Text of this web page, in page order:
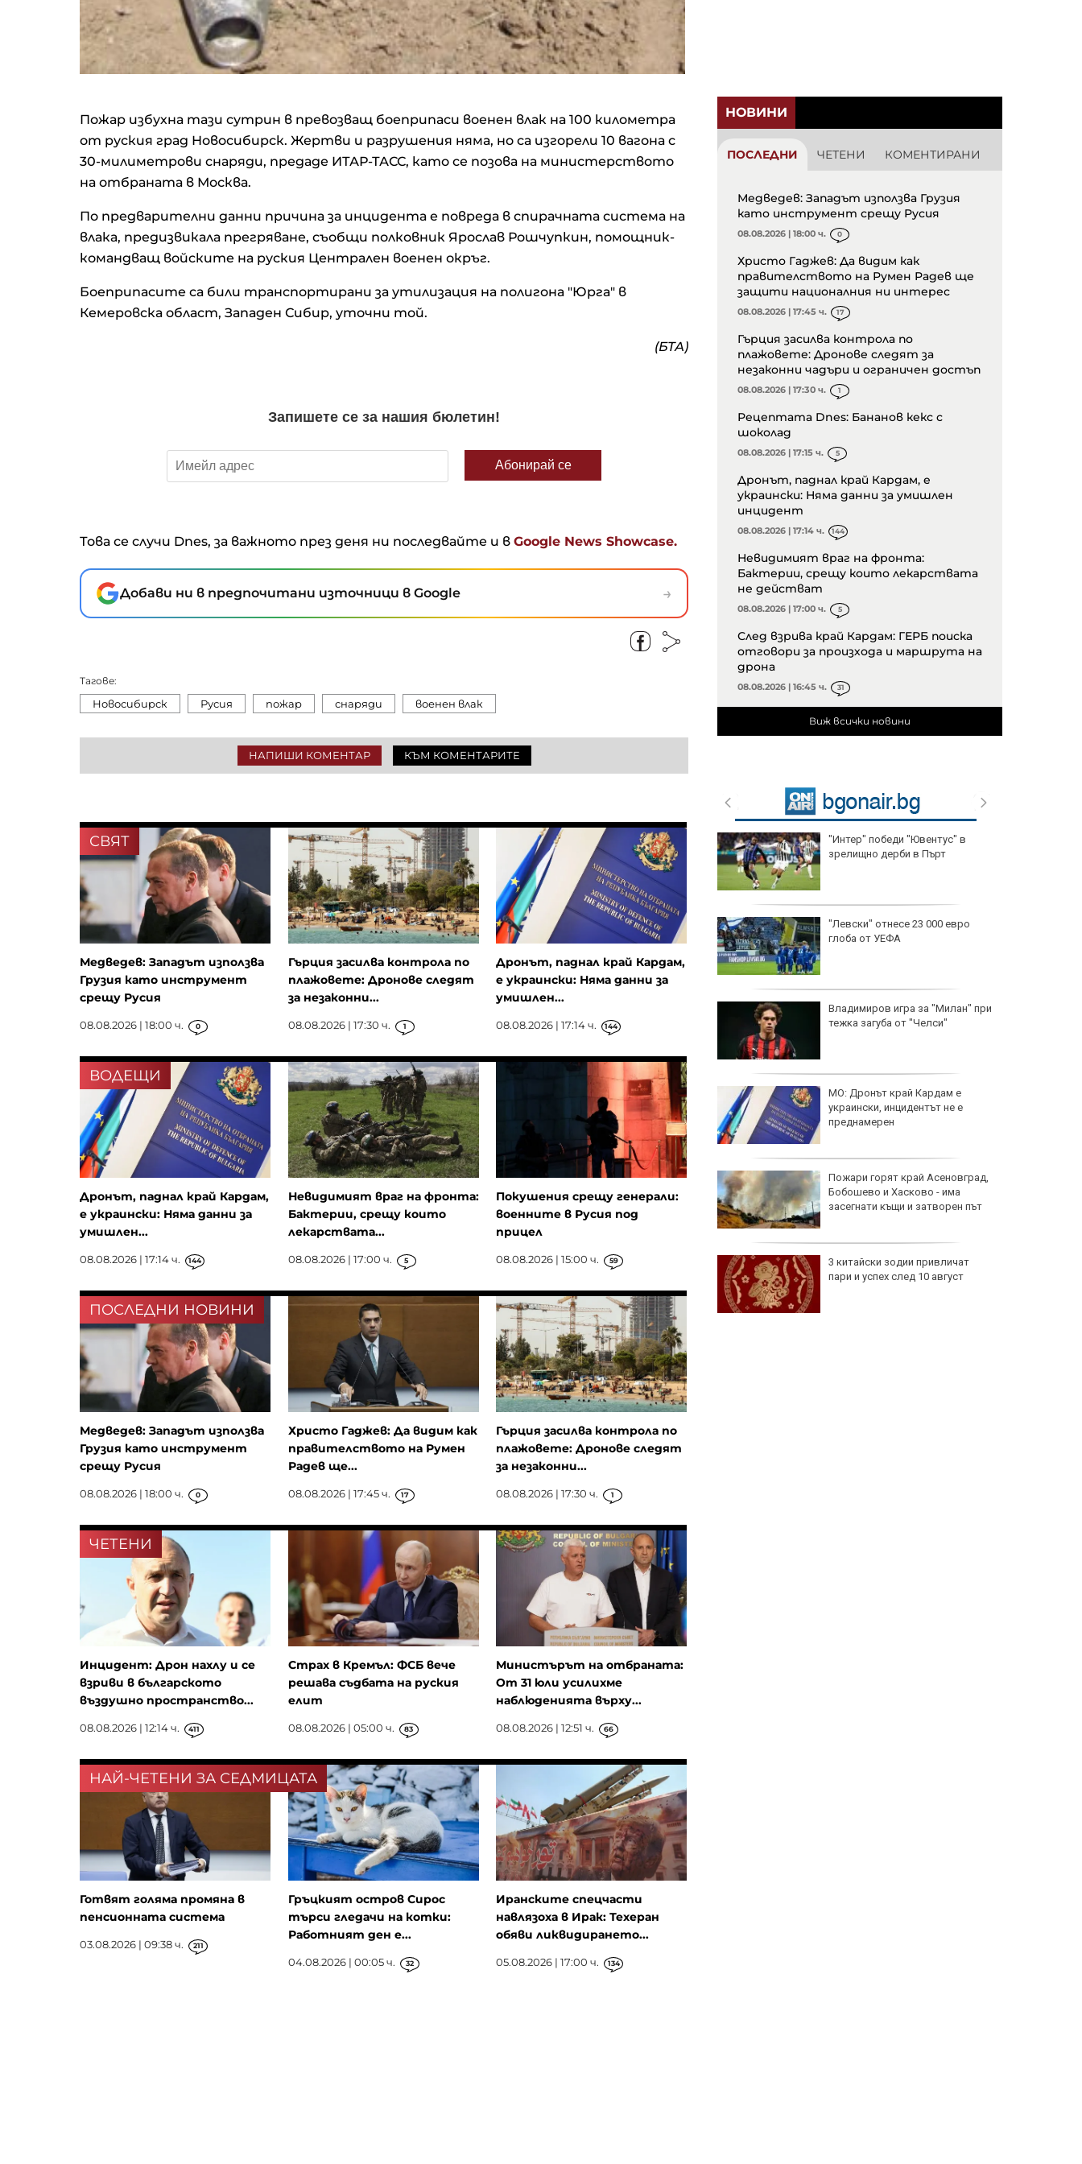
Пожар избухна тази сутрин в превозващ боеприпаси военен влак на 100 километра
от руския град Новосибирск. Жертви и разрушения няма, но са изгорели 10 вагона с
30-милиметрови снаряди, предаде ИТАР-ТАСС, като се позова на министерството
на отбраната в Москва.
По предварителни данни причина за инцидента е повреда в спирачната система на
влака, предизвикала прегряване, съобщи полковник Ярослав Рошчупкин, помощник-
командващ войските на руския Централен военен окръг.
Боеприпасите са били транспортирани за утилизация на полигона "Юрга" в
Кемеровска област, Западен Сибир, уточни той.
(БТА)
Това се случи Dnes, за важното през деня ни последвайте и в Google News Showcase.
Добави ни в предпочитани източници в Google →
Тагове:
Новосибирск Русия пожар снаряди военен влак
НАПИШИ КОМЕНТАР КЪМ КОМЕНТАРИТЕ
НОВИНИ
ПОСЛЕДНИ ЧЕТЕНИ КОМЕНТИРАНИ
Медведев: Западът използва Грузия
като инструмент срещу Русия
08.08.2026 | 18:00 ч. 0
Христо Гаджев: Да видим как
правителството на Румен Радев ще
защити националния ни интерес
08.08.2026 | 17:45 ч. 17
Гърция засилва контрола по
плажовете: Дронове следят за
незаконни чадъри и ограничен достъп
08.08.2026 | 17:30 ч. 1
Рецептата Dnes: Бананов кекс с
шоколад
08.08.2026 | 17:15 ч. 5
Дронът, паднал край Кардам, е
украински: Няма данни за умишлен
инцидент
08.08.2026 | 17:14 ч. 144
Невидимият враг на фронта:
Бактерии, срещу които лекарствата
не действат
08.08.2026 | 17:00 ч. 5
След взрива край Кардам: ГЕРБ поиска
отговори за произхода и маршрута на
дрона
08.08.2026 | 16:45 ч. 31
Виж всички новини
Квантовата заплаха затяга
примката около врата на
криптовалутите
Кадър на деня за 8 август
територия, най-вероятно е дрон-
примамка „Майя“
Създадена през 2022 г. компания
е в основата на украинските
атаки с дронове срещу Русия
Енергийният бизнес на Huawei
намира нови пазари
Партията на унгарския премиер
Върховния съд за президент
"Интер" победи "Ювентус" в
зрелищно дерби в Пърт
"Левски" отнесе 23 000 евро
глоба от УЕФА
Владимиров игра за "Милан" при
тежка загуба от "Челси"
МО: Дронът край Кардам е
украински, инцидентът не е
преднамерен
Пожари горят край Асеновград,
Бобошево и Хасково - има
засегнати къщи и затворен път
3 китайски зодии привличат
пари и успех след 10 август
СВЯТ
Медведев: Западът използва
Грузия като инструмент
срещу Русия
08.08.2026 | 18:00 ч. 0
Гърция засилва контрола по
плажовете: Дронове следят
за незаконни...
08.08.2026 | 17:30 ч. 1
Дронът, паднал край Кардам,
е украински: Няма данни за
умишлен...
08.08.2026 | 17:14 ч. 144
ВОДЕЩИ
Дронът, паднал край Кардам,
е украински: Няма данни за
умишлен...
08.08.2026 | 17:14 ч. 144
Невидимият враг на фронта:
Бактерии, срещу които
лекарствата...
08.08.2026 | 17:00 ч. 5
Покушения срещу генерали:
военните в Русия под
прицел
08.08.2026 | 15:00 ч. 59
ПОСЛЕДНИ НОВИНИ
Медведев: Западът използва
Грузия като инструмент
срещу Русия
08.08.2026 | 18:00 ч. 0
Христо Гаджев: Да видим как
правителството на Румен
Радев ще...
08.08.2026 | 17:45 ч. 17
Гърция засилва контрола по
плажовете: Дронове следят
за незаконни...
08.08.2026 | 17:30 ч. 1
ЧЕТЕНИ
Инцидент: Дрон нахлу и се
взриви в българското
въздушно пространство...
08.08.2026 | 12:14 ч. 411
Страх в Кремъл: ФСБ вече
решава съдбата на руския
елит
08.08.2026 | 05:00 ч. 83
Министърът на отбраната:
От 31 юли усилихме
наблюденията върху...
08.08.2026 | 12:51 ч. 66
НАЙ-ЧЕТЕНИ ЗА СЕДМИЦАТА
Готвят голяма промяна в
пенсионната система
03.08.2026 | 09:38 ч. 211
Гръцкият остров Сирос
търси гледачи на котки:
Работният ден е...
04.08.2026 | 00:05 ч. 32
Иранските спецчасти
навлязоха в Ирак: Техеран
обяви ликвидирането...
05.08.2026 | 17:00 ч. 134